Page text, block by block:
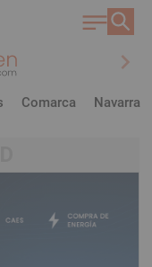
chevron_right
Comarca Navarra